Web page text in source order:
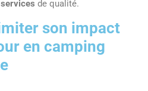
services de qualité.
son impact
en camping